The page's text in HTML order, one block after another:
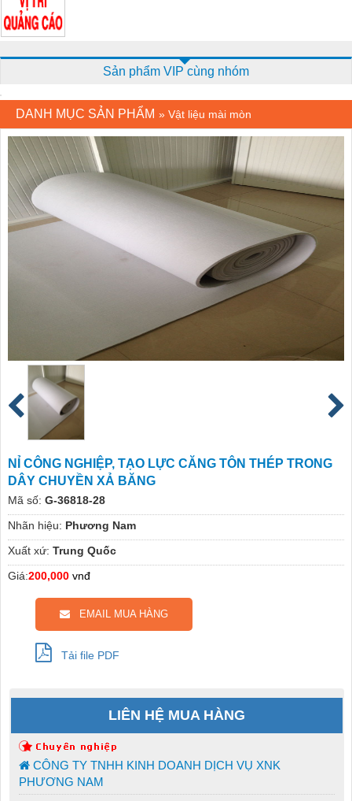
Sản phẩm VIP cùng nhóm
DANH MỤC SẢN PHẨM » Vật liệu mài mòn
NỈ CÔNG NGHIỆP, TẠO LỰC CĂNG TÔN THÉP TRONG
DÂY CHUYỀN XẢ BĂNG
Mã số: G-36818-28
Nhãn hiệu: Phương Nam
Xuất xứ: Trung Quốc
Giá:200,000 vnđ
EMAIL MUA HÀNG
Tải file PDF
LIÊN HỆ MUA HÀNG
CÔNG TY TNHH KINH DOANH DỊCH VỤ XNK
PHƯƠNG NAM